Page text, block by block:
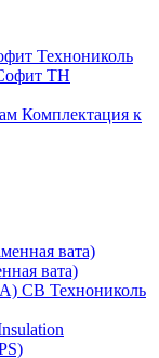
Технониколь
ТН
Комплектация к
вата)
СВ Технониколь